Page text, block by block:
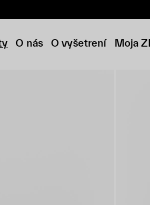
O nás O vyšetrení Moja